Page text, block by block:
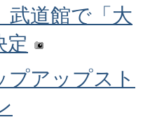
武道館で「大
定
プアップスト